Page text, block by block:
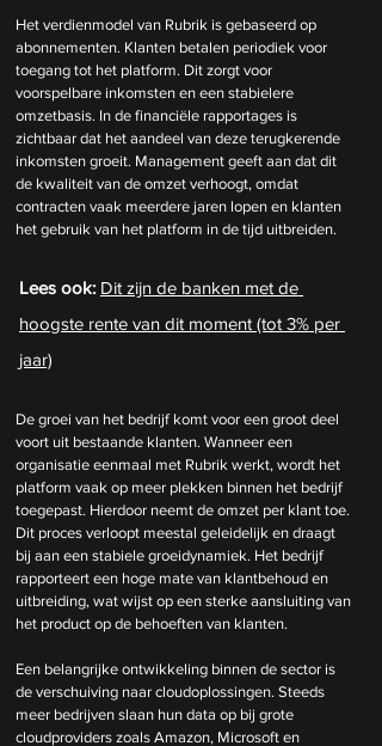
Het verdienmodel van Rubrik is gebaseerd op
abonnementen. Klanten betalen periodiek voor
toegang tot het platform. Dit zorgt voor
voorspelbare inkomsten en een stabielere
omzetbasis. In de financiële rapportages is
zichtbaar dat het aandeel van deze terugkerende
inkomsten groeit. Management geeft aan dat dit
de kwaliteit van de omzet verhoogt, omdat
contracten vaak meerdere jaren lopen en klanten
het gebruik van het platform in de tijd uitbreiden.
Lees ook: Dit zijn de banken met de
hoogste rente van dit moment (tot 3% per
jaar)
De groei van het bedrijf komt voor een groot deel
voort uit bestaande klanten. Wanneer een
organisatie eenmaal met Rubrik werkt, wordt het
platform vaak op meer plekken binnen het bedrijf
toegepast. Hierdoor neemt de omzet per klant toe.
Dit proces verloopt meestal geleidelijk en draagt
bij aan een stabiele groeidynamiek. Het bedrijf
rapporteert een hoge mate van klantbehoud en
uitbreiding, wat wijst op een sterke aansluiting van
het product op de behoeften van klanten.
Een belangrijke ontwikkeling binnen de sector is
de verschuiving naar cloudoplossingen. Steeds
meer bedrijven slaan hun data op bij grote
cloudproviders zoals Amazon, Microsoft en